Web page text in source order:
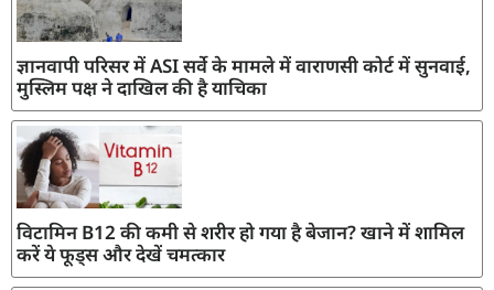
ज्ञानवापी परिसर में ASI सर्वे के मामले में वाराणसी कोर्ट में सुनवाई,
मुस्लिम पक्ष ने दाखिल की है याचिका
विटामिन B12 की कमी से शरीर हो गया है बेजान? खाने में शामिल
करें ये फूड्स और देखें चमत्कार